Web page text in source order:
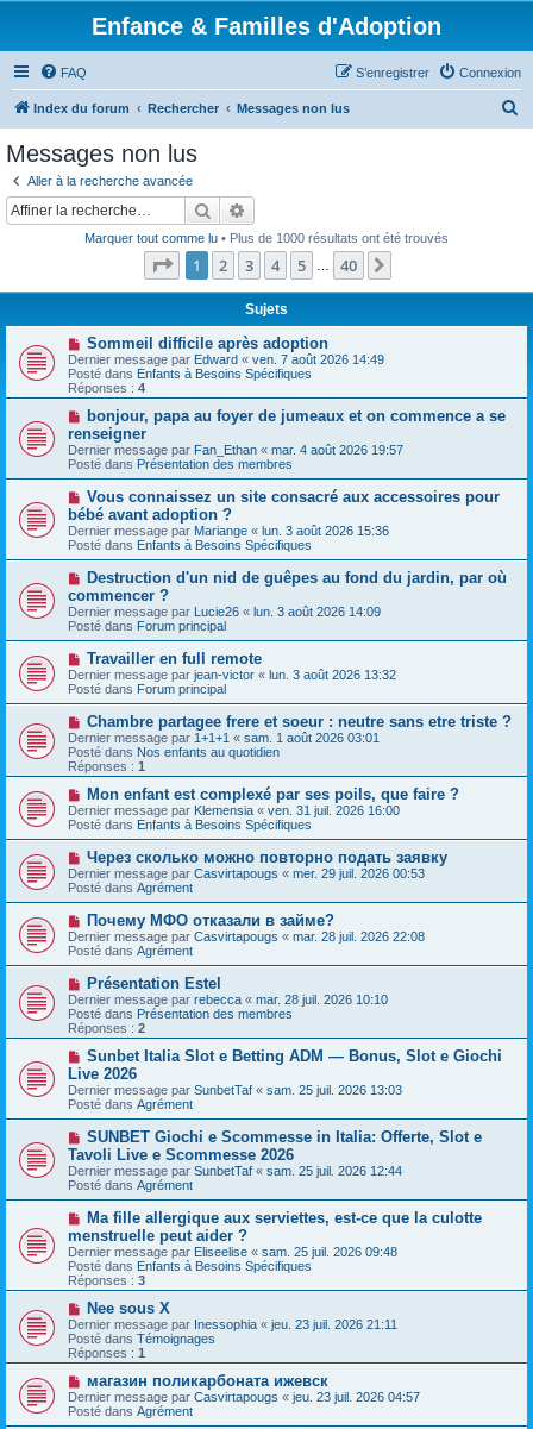
Enfance & Familles d'Adoption
FAQ Connexion
S’enregistrer
Index du forum Rechercher Messages non lus
Messages non lus
Aller à la recherche avancée
Rechercher
Marquer tout comme lu • Plus de 1000 résultats ont été trouvés
Page 1sur40
1 2 3 4 5 40
Sujets
N
o
u
v
e
a
u
m
e
s
s
a
g
e
Sommeil difficile après adoption
Dernier message par Edward « ven. 7 août 2026 14:49
Posté dans Enfants à Besoins Spécifiques
Réponses : 4
N
u
v
e
a
u
m
e
s
a
g
e
bonjour, papa au foyer de jumeaux et on commence a se
renseigner
Dernier message par Fan_Ethan « mar. 4 août 2026 19:57
Posté dans Présentation des membres
N
o
u
v
e
a
m
e
s
a
e
Vous connaissez un site consacré aux accessoires pour
bébé avant adoption ?
Dernier message par Mariange « lun. 3 août 2026 15:36
Posté dans Enfants à Besoins Spécifiques
N
u
v
e
a
m
e
s
s
g
e
Destruction d'un nid de guêpes au fond du jardin, par où
commencer ?
Dernier message par Lucie26 « lun. 3 août 2026 14:09
Posté dans Forum principal
N
o
u
v
a
u
m
e
s
a
g
e
Travailler en full remote
Dernier message par jean-victor « lun. 3 août 2026 13:32
Posté dans Forum principal
N
o
u
v
e
a
u
m
e
s
a
g
e
Chambre partagee frere et soeur : neutre sans etre triste ?
Dernier message par 1+1+1 « sam. 1 août 2026 03:01
Posté dans Nos enfants au quotidien
Réponses : 1
N
o
u
v
e
a
u
m
e
s
a
g
e
Mon enfant est complexé par ses poils, que faire ?
Dernier message par Klemensia « ven. 31 juil. 2026 16:00
Posté dans Enfants à Besoins Spécifiques
N
o
u
v
e
a
u
m
e
s
a
g
e
Через сколько можно повторно подать заявку
Dernier message par Casvirtapougs « mer. 29 juil. 2026 00:53
Posté dans Agrément
N
o
u
v
e
a
u
m
e
s
a
g
e
Почему МФО отказали в займе?
Dernier message par Casvirtapougs « mar. 28 juil. 2026 22:08
Posté dans Agrément
N
o
u
v
e
a
u
m
e
s
s
a
g
e
Présentation Estel
Dernier message par rebecca « mar. 28 juil. 2026 10:10
Posté dans Présentation des membres
Réponses : 2
N
u
v
e
a
u
m
e
s
a
g
e
Sunbet Italia Slot e Betting ADM — Bonus, Slot e Giochi
Live 2026
Dernier message par SunbetTaf « sam. 25 juil. 2026 13:03
Posté dans Agrément
N
u
v
e
a
m
e
s
s
a
g
e
SUNBET Giochi e Scommesse in Italia: Offerte, Slot e
Tavoli Live e Scommesse 2026
Dernier message par SunbetTaf « sam. 25 juil. 2026 12:44
Posté dans Agrément
N
u
v
e
a
u
m
e
s
s
g
e
Ma fille allergique aux serviettes, est-ce que la culotte
menstruelle peut aider ?
Dernier message par Eliseelise « sam. 25 juil. 2026 09:48
Posté dans Enfants à Besoins Spécifiques
Réponses : 3
N
o
u
v
e
a
u
m
e
Nee sous X
Dernier message par Inessophia « jeu. 23 juil. 2026 21:11
Posté dans Témoignages
Réponses : 1
N
o
u
v
магазин поликарбоната ижевск
Dernier message par Casvirtapougs « jeu. 23 juil. 2026 04:57
Posté dans Agrément